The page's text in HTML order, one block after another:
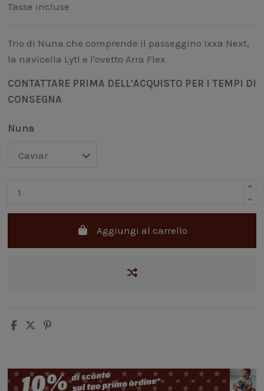
Tasse incluse
Trio di Nuna che comprende il passeggino Ixxa Next,
la navicella Lytl e l'ovetto Arra Flex
CONTATTARE PRIMA DELL'ACQUISTO PER I TEMPI DI
CONSEGNA
Nuna
Aggiungi al carrello